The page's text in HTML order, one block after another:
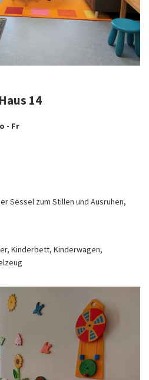
14
- Fr
Sessel zum Stillen und Ausruhen,
Kinderbett, Kinderwagen,